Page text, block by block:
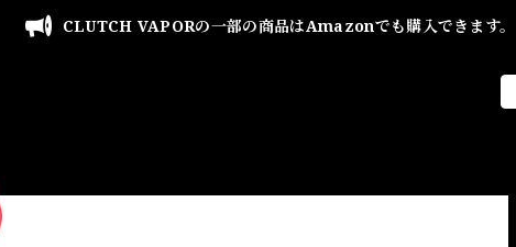
CLUTCH VAPORの一部の商品はAmazonでも購入できます。